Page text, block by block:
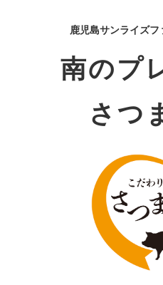
鹿児島サンライズ
南のプ
さつ